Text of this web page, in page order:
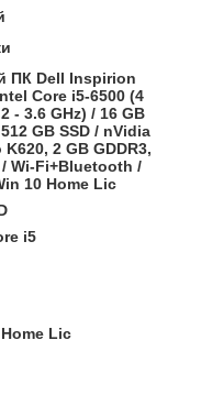
ПК Dell Inspirion
Core i5-6500 (4
- 3.6 GHz) / 16 GB
GB SSD / nVidia
2 GB GDDR3,
Wi-Fi+Bluetooth /
10 Home Lic
i5
Lic